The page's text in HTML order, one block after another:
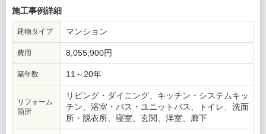
任せられた。
施工事例詳細
建物タイプ マンション
費用 8,055,900円
築年数 11～20年
リフォーム
箇所
リビング・ダイニング、キッチン・システムキッ
チン、浴室・バス・ユニットバス、トイレ、洗面
所・脱衣所、寝室、玄関、洋室、廊下